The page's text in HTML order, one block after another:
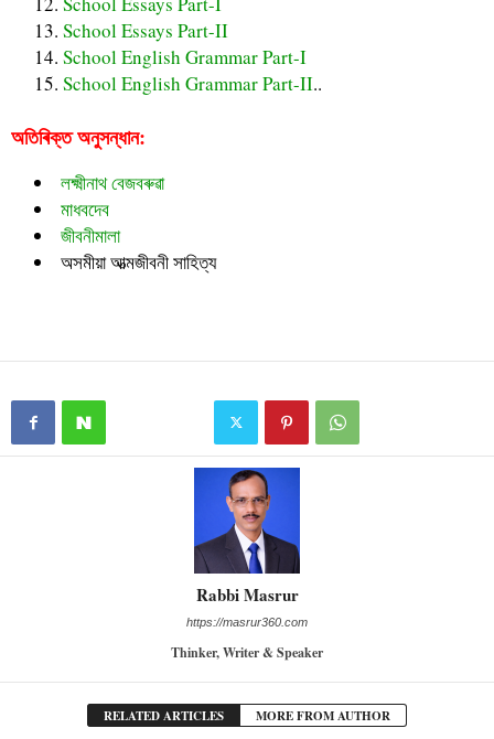
School Essays Part-II
School English Grammar Part-I
School English Grammar Part-II..
অতিৰিক্ত অনুসন্ধান:
লক্ষ্মীনাথ বেজবৰুৱা
মাধবদেব
জীবনীমালা
অসমীয়া আত্মজীবনী সাহিত্য
Rabbi Masrur
https://masrur360.com
Thinker, Writer & Speaker
RELATED ARTICLES MORE FROM AUTHOR